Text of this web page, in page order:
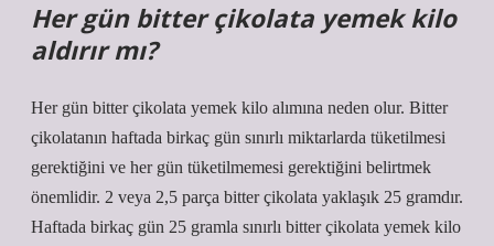
Her gün bitter çikolata yemek kilo
aldırır mı?
Her gün bitter çikolata yemek kilo alımına neden olur. Bitter
çikolatanın haftada birkaç gün sınırlı miktarlarda tüketilmesi
gerektiğini ve her gün tüketilmemesi gerektiğini belirtmek
önemlidir. 2 veya 2,5 parça bitter çikolata yaklaşık 25 gramdır.
Haftada birkaç gün 25 gramla sınırlı bitter çikolata yemek kilo